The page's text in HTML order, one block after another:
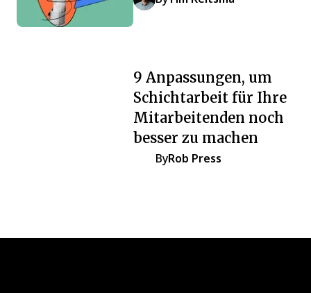
9 Anpassungen, um
Schichtarbeit für Ihre
Mitarbeitenden noch
besser zu machen
ByRob Press